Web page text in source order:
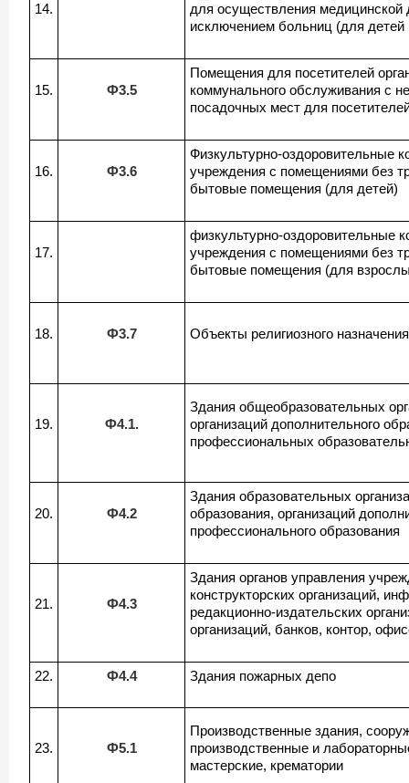
14.
для осуществления медицинской
исключением больниц (для детей
15. Ф3.5
Помещения для посетителей
коммунального обслуживания с
посадочных мест для
16. Ф3.6
Физкультурно-оздоровительные
учреждения с помещениями без
бытовые помещения (для детей)
17.
физкультурно-оздоровительные
учреждения с помещениями без
бытовые помещения (для
18. Ф3.7 Объекты религиозного назначения
19. Ф4.1.
Здания общеобразовательных
организаций дополнительного
профессиональных
20. Ф4.2
Здания образовательных
образования, организаций
профессионального образования
21. Ф4.3
Здания органов управления
конструкторских организаций,
редакционно-издательских
организаций, банков, контор,
22. Ф4.4 Здания пожарных депо
23. Ф5.1
Производственные здания,
производственные и
мастерские, крематории